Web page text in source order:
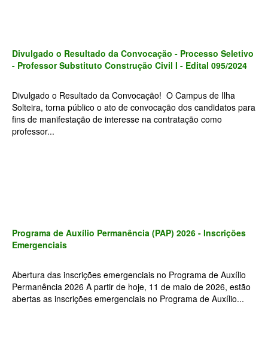
Divulgado o Resultado da Convocação - Processo Seletivo
- Professor Substituto Construção Civil I - Edital 095/2024
Divulgado o Resultado da Convocação! O Campus de Ilha
Solteira, torna público o ato de convocação dos candidatos para
fins de manifestação de interesse na contratação como
professor...
Programa de Auxílio Permanência (PAP) 2026 - Inscrições
Emergenciais
Abertura das inscrições emergenciais no Programa de Auxílio
Permanência 2026 A partir de hoje, 11 de maio de 2026, estão
abertas as inscrições emergenciais no Programa de Auxílio...